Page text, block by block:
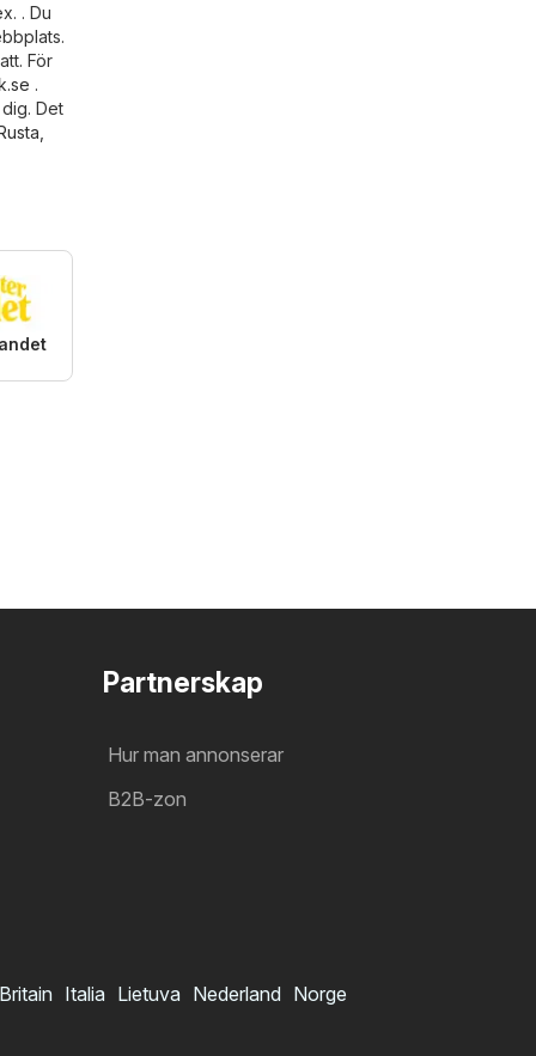
. Du
För
.
Det
Partnerskap
Hur man annonserar
B2B-zon
Italia Lietuva Nederland Norge